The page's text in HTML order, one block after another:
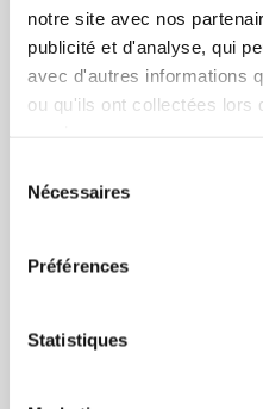
notre site avec nos
publicité et d'analyse, qui
avec d'autres informations
ou qu'ils ont collectées lors
Nécessaires
Préférences
Statistiques
Continuer